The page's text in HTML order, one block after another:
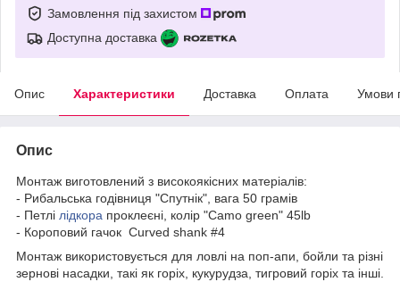
Замовлення під захистом
Доступна доставка
Опис Характеристики Доставка Оплата Умови
Опис
Монтаж виготовлений з високоякісних матеріалів:
- Рибальська годівниця "Спутнік", вага 50 грамів
- Петлі лідкора проклеєні, колір "Camo green" 45lb
- Короповий гачок Curved shank #4
Монтаж використовується для ловлі на поп-апи, бойли та різні
зернові насадки, такі як горіх, кукурудза, тигровий горіх та інші.